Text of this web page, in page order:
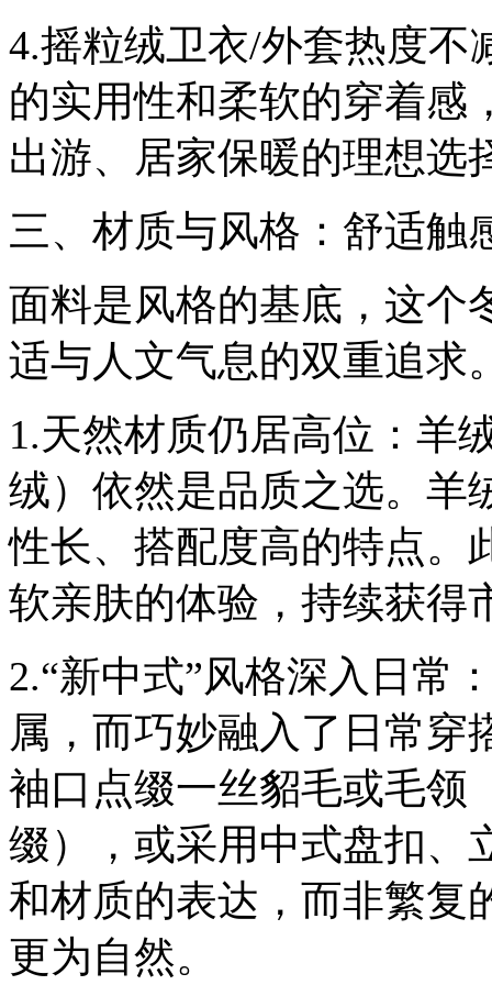
4.摇粒绒卫衣/外套热度不
的实用性和柔软的穿着感
出游、居家保暖的理想选
三、材质与风格：舒适触
面料是风格的基底，这个
适与人文气息的双重追求
1.天然材质仍居高位：羊
绒）依然是品质之选。羊
性长、搭配度高的特点。
软亲肤的体验，持续获得
2.“新中式”风格深入日常
属，而巧妙融入了日常穿
袖口点缀一丝貂毛或毛领
缀），或采用中式盘扣、
和材质的表达，而非繁复
更为自然。